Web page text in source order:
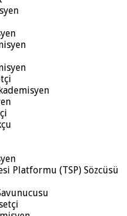
Platformu (TSP) Sözcüsü